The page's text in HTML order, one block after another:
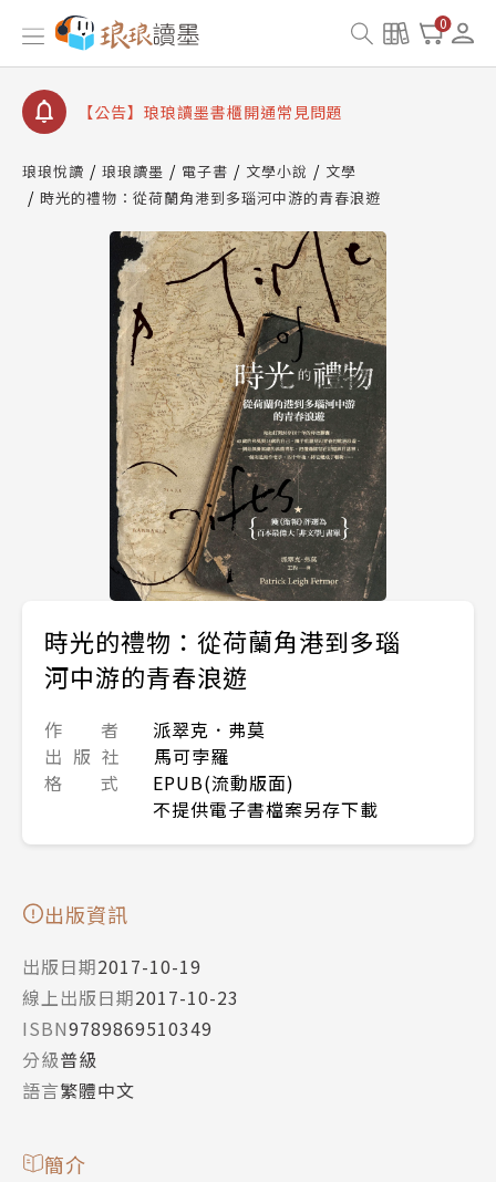
0
【公告】琅琅書店服務升級重要說明及資產合併結果
查詢
【公告】琅琅讀墨數位閱讀資產合併與書櫃開通申請
【公告】琅琅讀墨書櫃開通常見問題
請圖文教學
【公告】琅琅書店服務升級重要說明及資產合併結果
查詢
【公告】琅琅讀墨數位閱讀資產合併與書櫃開通申請
琅琅悅讀 琅琅讀墨 電子書 文學小說
文學
時光的禮物：從荷蘭角港到多瑙河中游的青春浪遊
時光的禮物：從荷蘭角港到多瑙
河中游的青春浪遊
作 者
派翠克．弗莫
出 版 社
馬可孛羅
格 式
EPUB(流動版面)
不提供電子書檔案另存下載
出版資訊
出版日期2017-10-19
線上出版日期2017-10-23
ISBN9789869510349
分級普級
語言繁體中文
簡介